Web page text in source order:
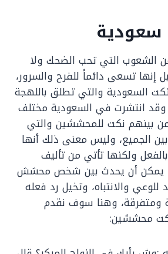
الشعوب التي تحب الضحك ولا
إنها تسعى دائماً للفرح والسرور،
السعودية والتي تطلق باللهجة
وقد انتشرت في السعودية مختلف
من بينهم نكت للمحششين والتي
الجميع، وليس معنى ذلك أنها
ولكنها تأتي من تأليف
يمكن أن يحدث بين شخص محشش
والانتباه، وتخيل رد فعله
وهنا سوف نقدم
محششين: